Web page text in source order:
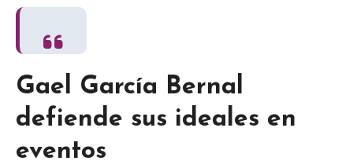
Gael García Bernal
defiende sus ideales en
eventos